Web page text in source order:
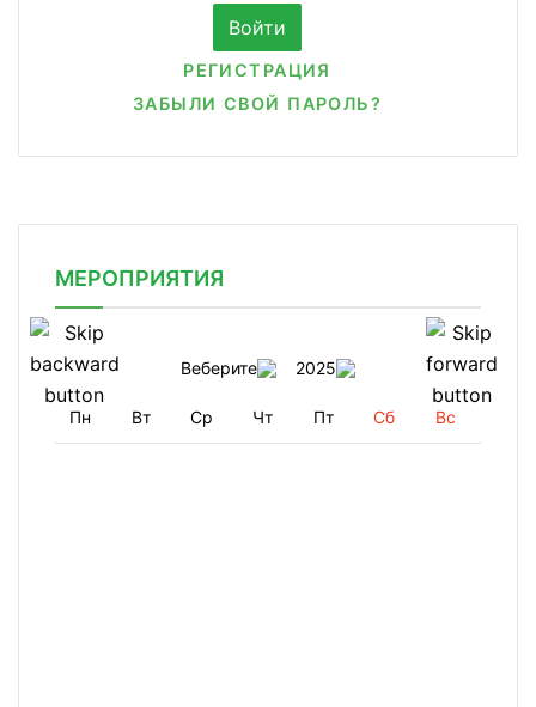
РЕГИСТРАЦИЯ
ЗАБЫЛИ СВОЙ ПАРОЛЬ?
МЕРОПРИЯТИЯ
Веберите 2025
Пн Вт Ср Чт Пт Сб Вс